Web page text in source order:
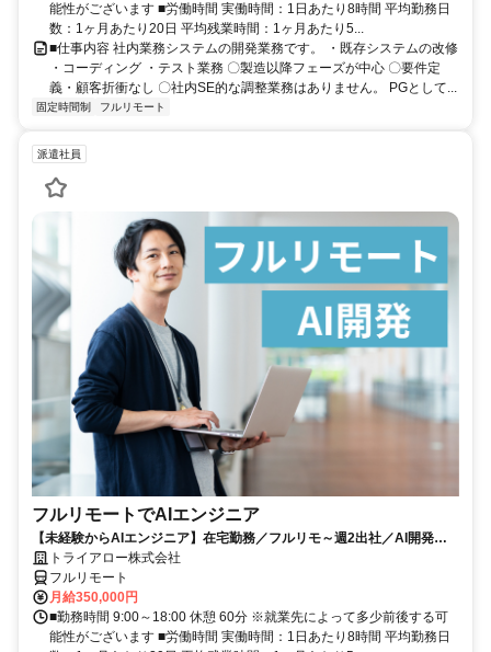
能性がございます ■労働時間 実働時間：1日あたり8時間 平均勤務日
数：1ヶ月あたり20日 平均残業時間：1ヶ月あたり5...
■仕事内容 社内業務システムの開発業務です。 ・既存システムの改修
・コーディング ・テスト業務 〇製造以降フェーズが中心 〇要件定
義・顧客折衝なし 〇社内SE的な調整業務はありません。 PGとして...
固定時間制 フルリモート
派遣社員
フルリモートでAIエンジニア
【未経験からAIエンジニア】在宅勤務／フルリモ～週2出社／AI開発を
仕事にする
トライアロー株式会社
フルリモート
月給350,000円
■勤務時間 9:00～18:00 休憩 60分 ※就業先によって多少前後する可
能性がございます ■労働時間 実働時間：1日あたり8時間 平均勤務日